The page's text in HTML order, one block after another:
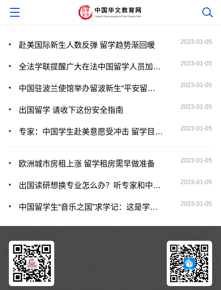
赴美国际新生人数反弹 留学趋势渐回暖 2023-01-05
全法学联提醒广大在法中国留学人员加强安全防范 2023-01-05
中国驻波兰使馆举办留波新生“平安留学”培训会 2023-01-05
出国留学 请收下这份安全指南 2023-01-05
专家：中国学生赴美意愿受冲击 留学目的地更加多样化 2023-01-05
欧洲城市房租上涨 留学租房需早做准备 2023-01-05
出国读研想换专业怎么办？听专家和中国学子怎么说 2023-01-05
中国留学生“音乐之国”求学记：这是学习音乐的好地方 2023-01-05